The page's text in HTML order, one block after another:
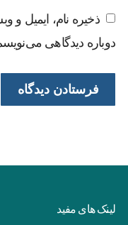
ذخیره نام، ایمیل و
دوباره دیدگاهی
لینک های مفید